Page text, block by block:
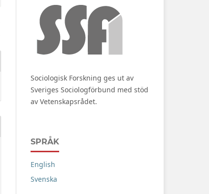
Sociologisk Forskning ges ut av
Sveriges Sociologförbund med stöd
av Vetenskapsrådet.
SPRÅK
English
Svenska